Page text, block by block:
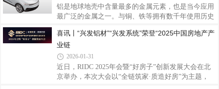
线上同步参训50余人。这既是一场收心归位的“新春
第一训”，更是兴发铝业在“十五五”规划谋篇布局的关
深化、全员赋能的奋进号角，为打赢“十五五”开局战
筑牢管理根基、凝聚发展动能。2026年是
铝是地球地壳中含量最多的金属元素，也是当今应用
最广泛的金属之一。与铜、铁等拥有数千年使用历史
度融入国民经济的各个角落，成为从日常生活到航空
航天不可或缺的基础原材料。铝的强大之处在于它的
多功能性。然而，这种轻质金属在自然界并不是以单
质金属存在的，其生产过程非常复杂。从矿石到金
属：铝的诞生三部曲纯铝并非天然存在，它的诞生需
喜讯丨“兴发铝材”“兴发系统”荣登“2025中国房地产产
业链
2026-01-31
近日，RIDC 2025年会暨“好房子”创新发展大会在北
京举办，本次大会以“全链筑家·质造好房”为主题，